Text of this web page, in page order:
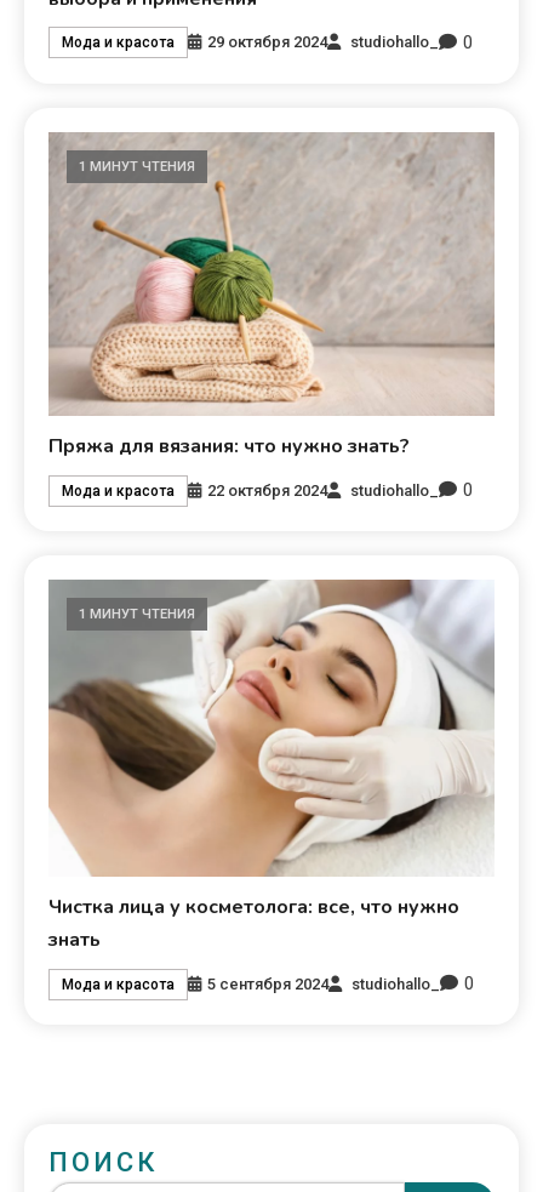
Мода и красота 29 октября 2024 studiohallo_ 0
1 МИНУТ ЧТЕНИЯ
Пряжа для вязания: что нужно знать?
Мода и красота 22 октября 2024 studiohallo_ 0
1 МИНУТ ЧТЕНИЯ
Чистка лица у косметолога: все, что нужно
знать
Мода и красота 5 сентября 2024 studiohallo_ 0
ПОИСК